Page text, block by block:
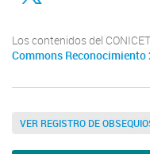
Los contenidos del
Commons
VER REGISTRO DE